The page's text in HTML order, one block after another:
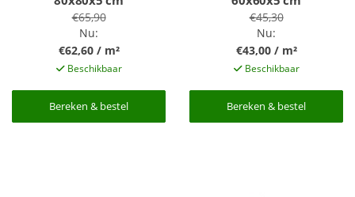
€65,90
Nu:
€62,60 / m²
Beschikbaar
Bereken & bestel
Bereken & bestel
€45,30
Nu:
€43,00 / m²
Beschikbaar
Bereken & bestel
Bereken & bestel